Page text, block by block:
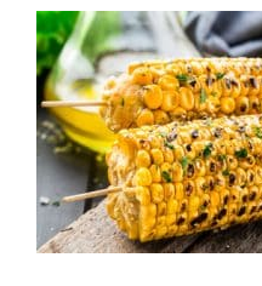
View
Larger
Image